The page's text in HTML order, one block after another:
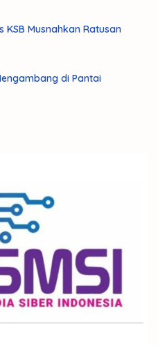
KSB Musnahkan Ratusan
di Pantai